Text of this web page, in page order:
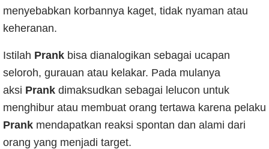
menyebabkan korbannya kaget, tidak nyaman atau
keheranan.
Istilah Prank bisa dianalogikan sebagai ucapan
seloroh, gurauan atau kelakar. Pada mulanya
aksi Prank dimaksudkan sebagai lelucon untuk
menghibur atau membuat orang tertawa karena pelaku
Prank mendapatkan reaksi spontan dan alami dari
orang yang menjadi target.